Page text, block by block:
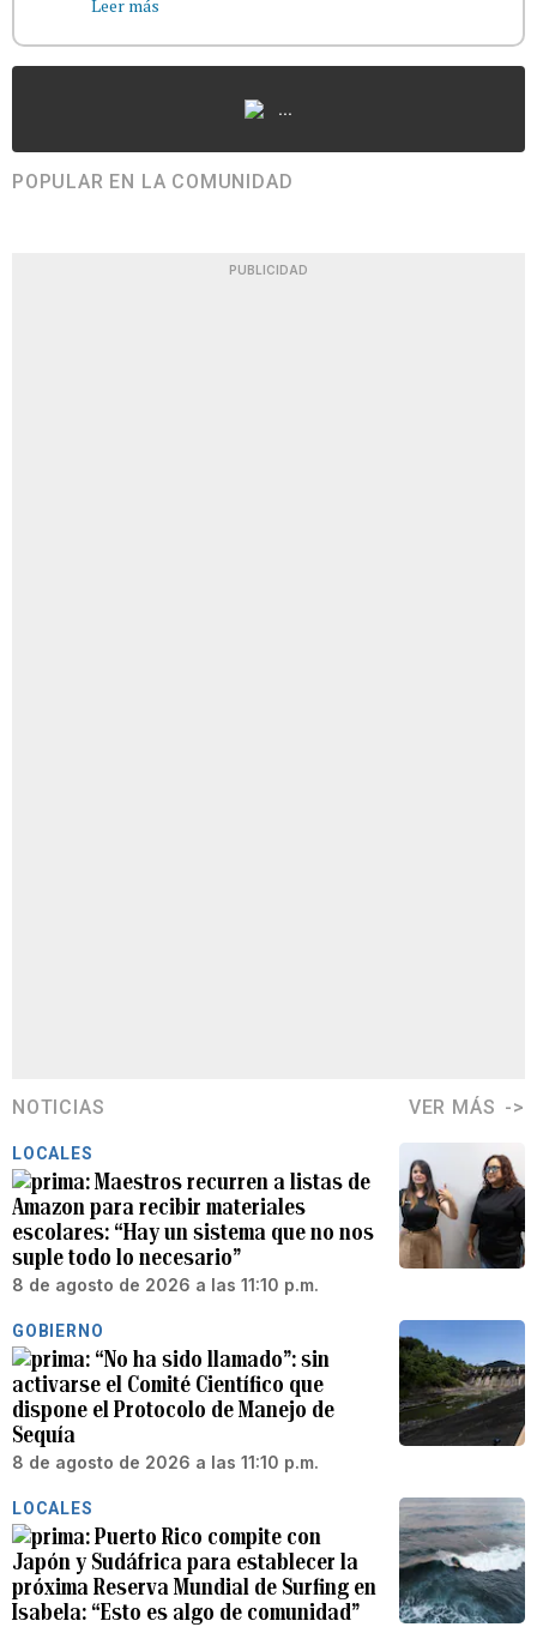
Leer más
...
POPULAR EN LA COMUNIDAD
PUBLICIDAD
NOTICIAS VER MÁS
LOCALES
Maestros recurren a listas de
Amazon para recibir materiales
escolares: “Hay un sistema que no nos
suple todo lo necesario”
8 de agosto de 2026 a las 11:10 p.m.
GOBIERNO
“No ha sido llamado”: sin
activarse el Comité Científico que
dispone el Protocolo de Manejo de
Sequía
8 de agosto de 2026 a las 11:10 p.m.
LOCALES
Puerto Rico compite con
Japón y Sudáfrica para establecer la
próxima Reserva Mundial de Surfing en
Isabela: “Esto es algo de comunidad”